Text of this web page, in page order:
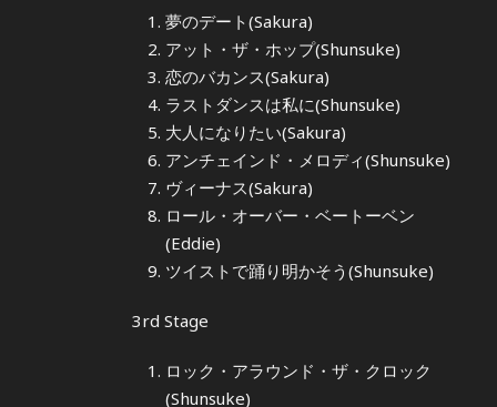
夢のデート(Sakura)
アット・ザ・ホップ(Shunsuke)
恋のバカンス(Sakura)
ラストダンスは私に(Shunsuke)
大人になりたい(Sakura)
アンチェインド・メロディ(Shunsuke)
ヴィーナス(Sakura)
ロール・オーバー・ベートーベン
(Eddie)
ツイストで踊り明かそう(Shunsuke)
3rd Stage
ロック・アラウンド・ザ・クロック
(Shunsuke)